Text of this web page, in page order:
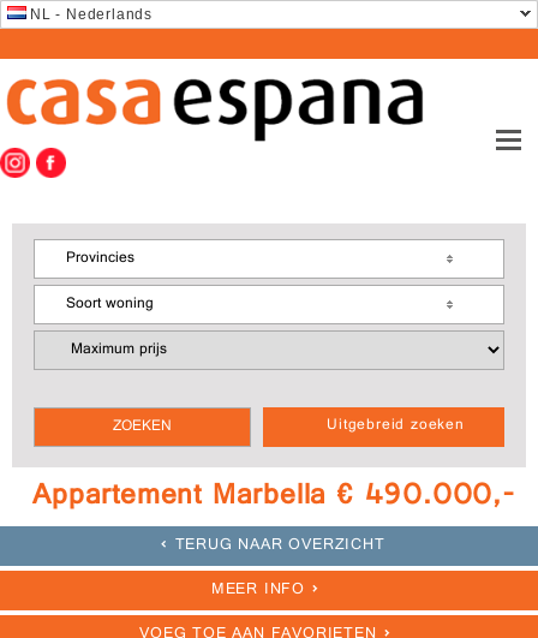
NL - Nederlands
Uitgebreid zoeken
Provincies
Soort woning
Appartement Marbella € 490.000,-
TERUG NAAR OVERZICHT
MEER INFO